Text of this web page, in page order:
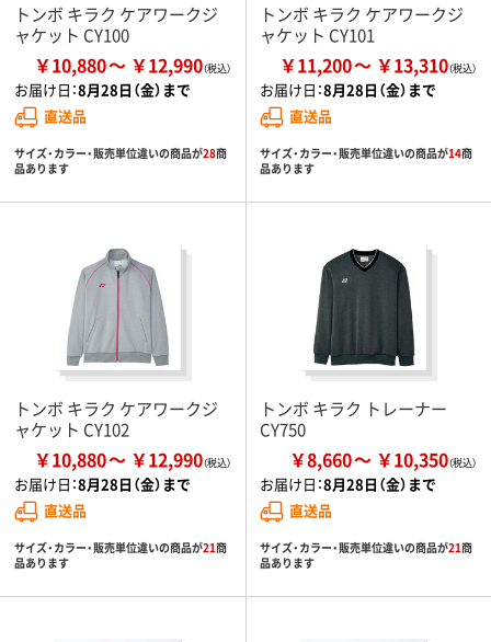
トンボ キラク ケアワークジ
ャケット CY100
￥10,880 ￥12,990
お届け日：8月28日（金）まで
直送品
サイズ・カラー・販売単位違いの商品が28商
品あります
トンボ キラク ケアワークジ
ャケット CY101
￥11,200 ￥13,310
お届け日：8月28日（金）まで
直送品
サイズ・カラー・販売単位違いの商品が14商
品あります
トンボ キラク ケアワークジ
ャケット CY102
￥10,880 ￥12,990
お届け日：8月28日（金）まで
直送品
サイズ・カラー・販売単位違いの商品が21商
品あります
トンボ キラク トレーナー
CY750
￥8,660 ￥10,350
お届け日：8月28日（金）まで
直送品
サイズ・カラー・販売単位違いの商品が21商
品あります